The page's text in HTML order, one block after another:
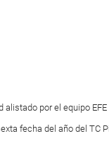
alistado por el equipo
fecha del año del TC